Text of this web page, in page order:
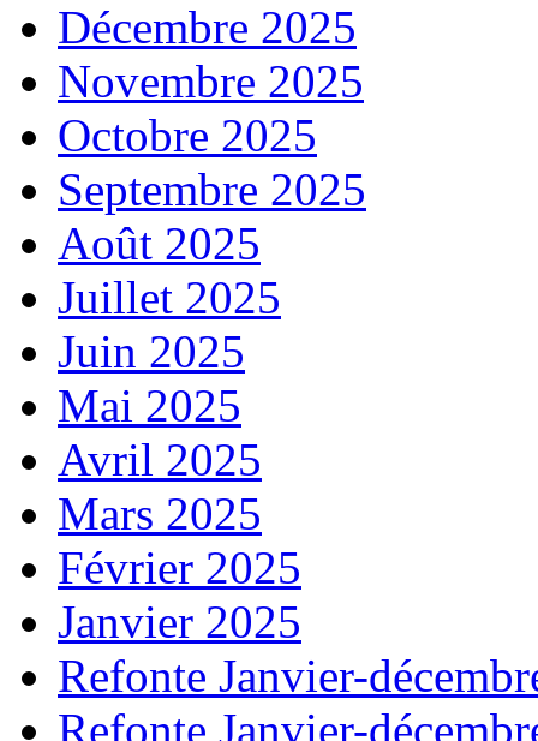
Décembre 2025
Novembre 2025
Octobre 2025
Septembre 2025
Août 2025
Juillet 2025
Juin 2025
Mai 2025
Avril 2025
Mars 2025
Février 2025
Janvier 2025
Refonte Janvier-
Refonte Janvier-